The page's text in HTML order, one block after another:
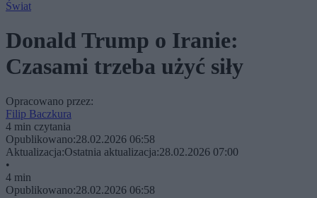
Świat
Donald Trump o Iranie:
Czasami trzeba użyć siły
Opracowano przez:
Filip Baczkura
4 min czytania
Opublikowano:28.02.2026 06:58
Aktualizacja:Ostatnia aktualizacja:28.02.2026 07:00
•
4 min
Opublikowano:28.02.2026 06:58